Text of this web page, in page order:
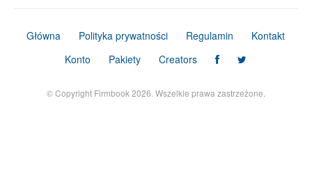
Główna Polityka prywatności Regulamin
Kontakt
Konto
Pakiety Creators
© Copyright Firmbook 2026. Wszelkie prawa zastrzeżone.